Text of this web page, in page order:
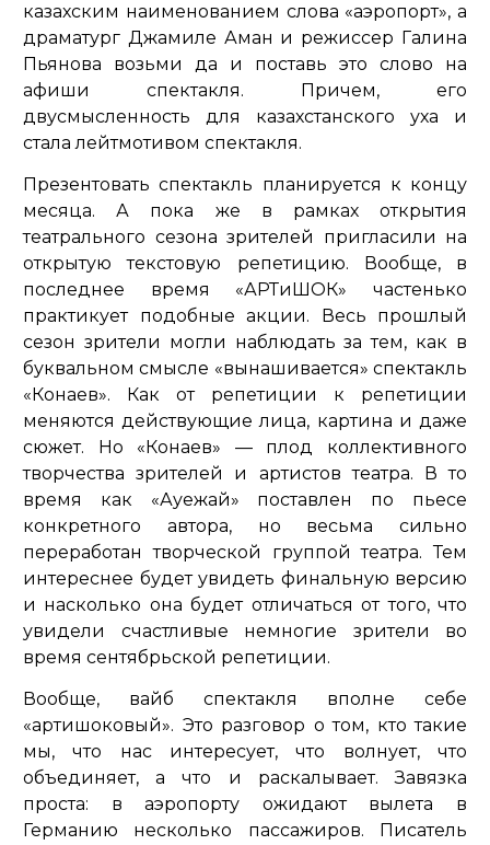
казахским наименованием слова «аэропорт», а
драматург Джамиле Аман и режиссер Галина
Пьянова возьми да и поставь это слово на
афиши спектакля. Причем, его
двусмысленность для казахстанского уха и
стала лейтмотивом спектакля.
Презентовать спектакль планируется к концу
месяца. А пока же в рамках открытия
театрального сезона зрителей пригласили на
открытую текстовую репетицию. Вообще, в
последнее время «АРТиШОК» частенько
практикует подобные акции. Весь прошлый
сезон зрители могли наблюдать за тем, как в
буквальном смысле «вынашивается» спектакль
«Конаев». Как от репетиции к репетиции
меняются действующие лица, картина и даже
сюжет. Но «Конаев» — плод коллективного
творчества зрителей и артистов театра. В то
время как «Ауежай» поставлен по пьесе
конкретного автора, но весьма сильно
переработан творческой группой театра. Тем
интереснее будет увидеть финальную версию
и насколько она будет отличаться от того, что
увидели счастливые немногие зрители во
время сентябрьской репетиции.
Вообще, вайб спектакля вполне себе
«артишоковый». Это разговор о том, кто такие
мы, что нас интересует, что волнует, что
объединяет, а что и раскалывает. Завязка
проста: в аэропорту ожидают вылета в
Германию несколько пассажиров. Писатель